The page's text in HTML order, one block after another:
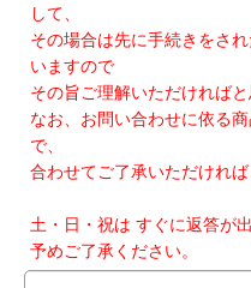
して、
その場合は先に手続きをさ
いますので
その旨ご理解いただければと
なお、お問い合わせに依る
で、
合わせてご了承いただければ
土・日・祝は すぐに返答が
予めご了承ください。